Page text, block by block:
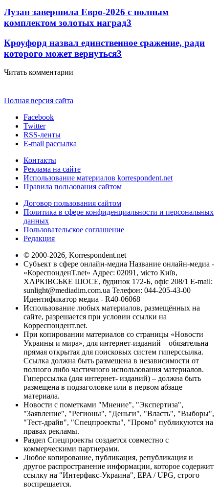
Лузан завершила Евро-2026 с полным
комплектом золотых наград3
Кроуфорд назвал единственное сражение, ради
которого может вернуться3
Читать комментарии
Полная версия сайта
Facebook
Twitter
RSS-ленты
E-mail рассылка
Контакты
Реклама на сайте
Использование материалов korrespondent.net
Правила пользования сайтом
Договор пользования сайтом
Политика в сфере конфиденциальности и персональных
данных
Пользовательское соглашение
Редакция
© 2000-2026, Korrespondent.net
Субъект в сфере онлайн-медиа Название онлайн-медиа -
«КореспонденТ.net» Адрес: 02091, місто Київ,
ХАРКІВСЬКЕ ШОСЕ, будинок 172-Б, офіс 208/1 E-mail:
sunlight@mediadim.com.ua Телефон: 044-205-43-00
Идентификатор медиа - R40-06068
Использование любых материалов, размещённых на
сайте, разрешается при условии ссылки на
Корреспондент.net.
При копировании материалов со страницы «Новости
Украины и мира», для интернет-изданий – обязательна
прямая открытая для поисковых систем гиперссылка.
Ссылка должна быть размещена в независимости от
полного либо частичного использования материалов.
Гиперссылка (для интернет- изданий) – должна быть
размещена в подзаголовке или в первом абзаце
материала.
Новости с пометками "Мнение", "Экспертиза",
"Заявление", "Регионы", "Деньги", "Власть", "Выборы",
"Тест-драйв", "Спецпроекты", "Промо" публикуются на
правах рекламы.
Раздел Спецпроекты создается совместно с
коммерческими партнерами.
Любое копирование, публикация, републикация и
другое распространение информации, которое содержит
ссылку на "Интерфакс-Украина", EPA / UPG, строго
воспрещается.